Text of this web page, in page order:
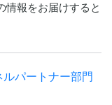
報をお届けすると
パートナー部門